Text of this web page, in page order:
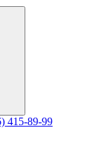
415-89-99